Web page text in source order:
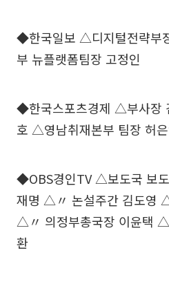
◆한국일보 △디지털전략부
부 뉴플랫폼팀장 고정인
◆한국스포츠경제 △부사장
호 △영남취재본부 팀장 허
◆OBS경인TV △보도국 보
재명 △〃 논설주간 김도영
△〃 의정부총국장 이윤택
환